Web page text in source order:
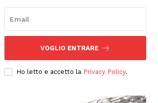
VOGLIO ENTRARE
Ho letto e accetto la Privacy Policy.